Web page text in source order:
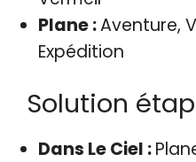
Plane :Aventure,
Expédition
Solution
Dans Le Ciel :